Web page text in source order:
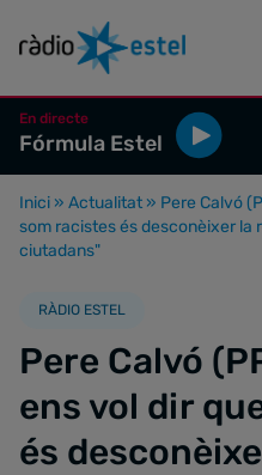
En directe
Fórmula Estel
Inici » Actualitat » Pere Calvó
som racistes és desconèixer la
ciutadans"
RÀDIO ESTEL
Pere Calvó
ens vol dir
és